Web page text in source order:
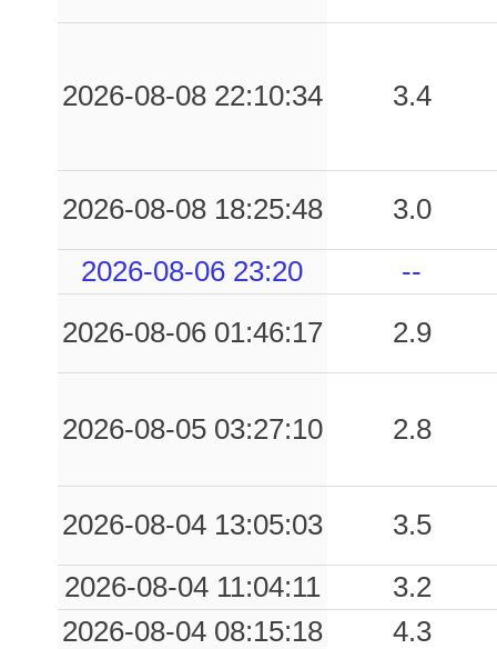
2026-08-08 22:10:34 3.4
2026-08-08 18:25:48
3.0
2026-08-06 23:20
--
2026-08-06 01:46:17
2.9
2026-08-05 03:27:10 2.8
2026-08-04 13:05:03
3.5
2026-08-04 11:04:11
3.2
2026-08-04 08:15:18
4.3